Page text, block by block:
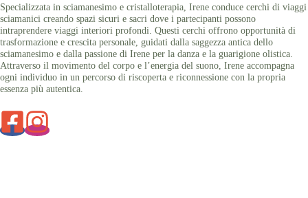
Specializzata in sciamanesimo e cristalloterapia, Irene conduce cerchi di viaggi
sciamanici creando spazi sicuri e sacri dove i partecipanti possono
intraprendere viaggi interiori profondi. Questi cerchi offrono opportunità di
trasformazione e crescita personale, guidati dalla saggezza antica dello
sciamanesimo e dalla passione di Irene per la danza e la guarigione olistica.
Attraverso il movimento del corpo e l’energia del suono, Irene accompagna
ogni individuo in un percorso di riscoperta e riconnessione con la propria
essenza più autentica.